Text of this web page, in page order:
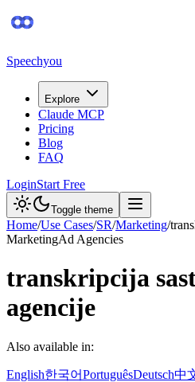
Speechyou
Explore
Claude MCP
Pricing
Blog
FAQ
LoginStart Free
Toggle theme
Home/Use Cases/SR/Marketing/
MarketingAd Agencies
transkripcija
agencije
Also available in:
English한국어PortuguêsDeutsch中